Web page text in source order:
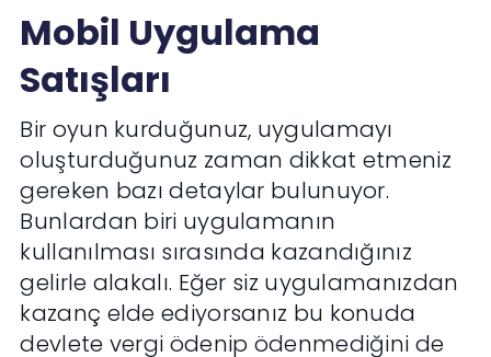
Mobil Uygulama
Satışları
Bir oyun kurduğunuz, uygulamayı
oluşturduğunuz zaman dikkat etmeniz
gereken bazı detaylar bulunuyor.
Bunlardan biri uygulamanın
kullanılması sırasında kazandığınız
gelirle alakalı. Eğer siz uygulamanızdan
kazanç elde ediyorsanız bu konuda
devlete vergi ödenip ödenmediğini de